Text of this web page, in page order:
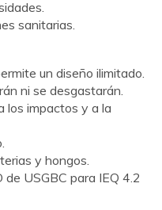
sanitarias.
un diseño ilimitado.
ni se desgastarán.
los impactos y a la
y hongos.
USGBC para IEQ 4.2